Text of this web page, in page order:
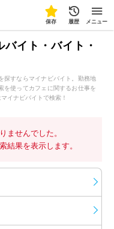
保存 履歴 メニュー
イト・バイト・
探すならマイナビバイト。勤務地
を使ってカフェに関するお仕事を
イナビバイトで検索！
ませんでした。
結果を表示します。